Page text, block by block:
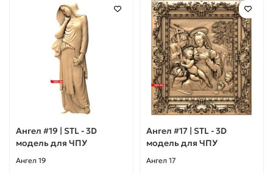
Ангел #19 | STL - 3D
модель для ЧПУ
Ангел 19
Ангел #17 | STL - 3D
модель для ЧПУ
Ангел 17